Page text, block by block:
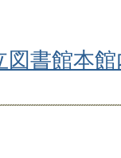
図書館本